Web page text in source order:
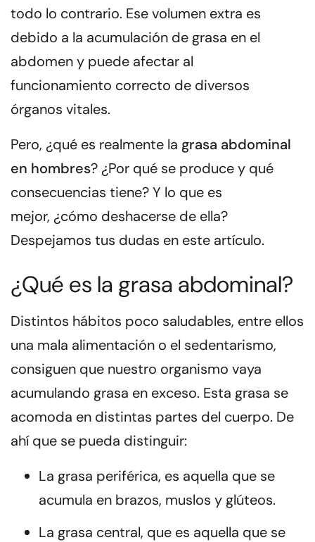
todo lo contrario. Ese volumen extra es
debido a la acumulación de grasa en el
abdomen y puede afectar al
funcionamiento correcto de diversos
órganos vitales.
Pero, ¿qué es realmente la grasa abdominal
en hombres? ¿Por qué se produce y qué
consecuencias tiene? Y lo que es
mejor, ¿cómo deshacerse de ella?
Despejamos tus dudas en este artículo.
¿Qué es la grasa abdominal?
Distintos hábitos poco saludables, entre ellos
una mala alimentación o el sedentarismo,
consiguen que nuestro organismo vaya
acumulando grasa en exceso. Esta grasa se
acomoda en distintas partes del cuerpo. De
ahí que se pueda distinguir:
La grasa periférica, es aquella que se
acumula en brazos, muslos y glúteos.
La grasa central, que es aquella que se